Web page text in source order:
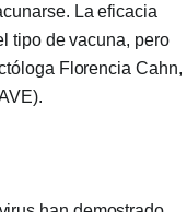
La eficacia
tipo de vacuna, pero
Florencia Cahn,